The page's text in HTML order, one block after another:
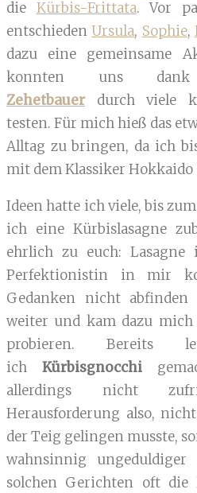
die Kürbis-Frittata. Vor
entschieden Ursula, Sophie,
dazu eine gemeinsame
konnten uns
Zehetbauer durch viele
testen. Für mich hieß das
Alltag zu bringen, da ich
mit dem Klassiker Hokkaido
Ideen hatte ich viele, bis
ich eine Kürbislasagne
ehrlich zu euch:
Perfektionistin in mir
Gedanken nicht
weiter und kam dazu
probieren. Bereits
ich Kürbisgnocchi
allerdings nicht
Herausforderung also,
der Teig gelingen musste,
wahnsinnig
solchen Gerichten oft die